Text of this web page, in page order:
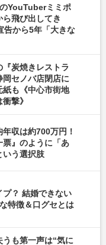
YouTuberミミポ
飛び出してき
告から5年「大きな
炭焼きレストラ
岡セノバ店閉店に
紙も《中心市街地
撃》
収は約700万円！
票』のように「あ
いう選択肢
プ？ 結婚できない
特徴＆口グセとは
も第一声は“気に